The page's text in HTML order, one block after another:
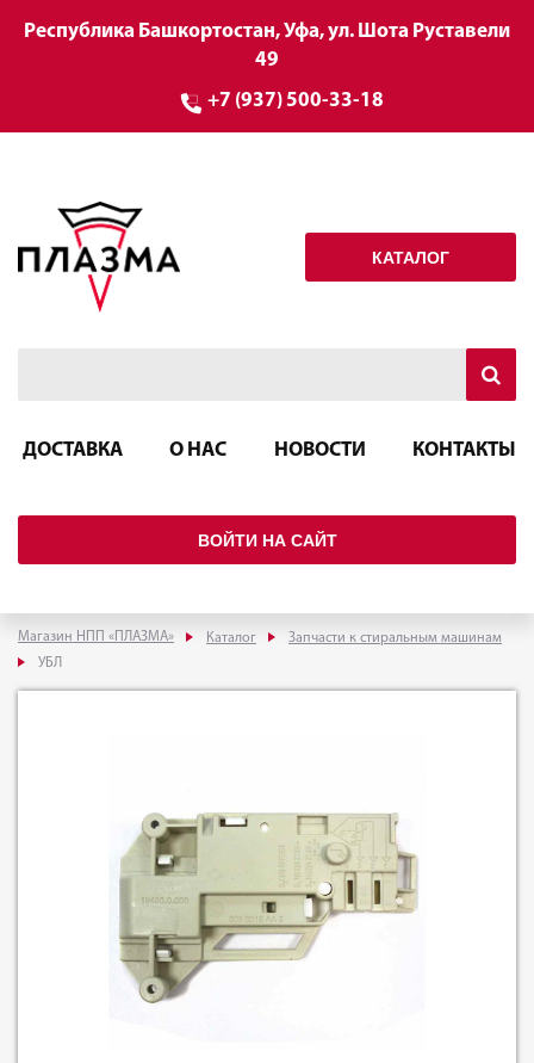
Республика Башкортостан, Уфа, ул. Шота Руставели
49
+7 (937) 500-33-18
КАТАЛОГ
ДОСТАВКА О НАС НОВОСТИ КОНТАКТЫ
ВОЙТИ НА САЙТ
Магазин НПП «ПЛАЗМА» Каталог
Запчасти к стиральным машинам
УБЛ